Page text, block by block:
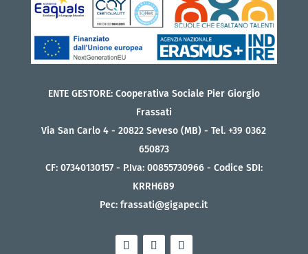
ENTE GESTORE: Cooperativa Sociale Pier Giorgio
Frassati
Via San Carlo 4 - 20822 Seveso (MB) - Tel. +39 0362
650873
CF: 07340130157 - P.Iva: 00855730966 - Codice SDI:
KRRH6B9
Pec: frassati@gigapec.it